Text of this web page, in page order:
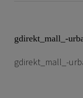
gdirekt_mall_-
gdirekt_mall_-